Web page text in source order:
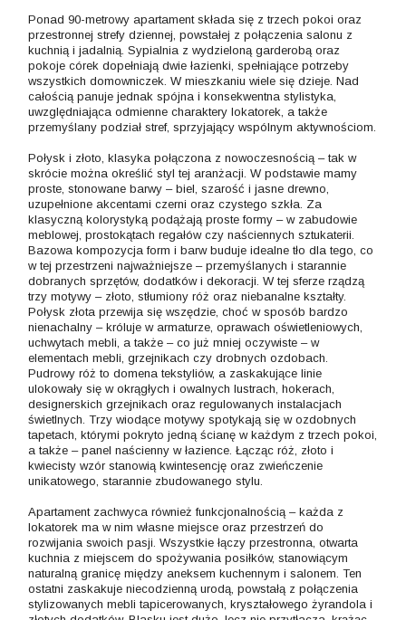
Ponad 90-metrowy apartament składa się z trzech pokoi oraz
przestronnej strefy dziennej, powstałej z połączenia salonu z
kuchnią i jadalnią. Sypialnia z wydzieloną garderobą oraz
pokoje córek dopełniają dwie łazienki, spełniające potrzeby
wszystkich domowniczek. W mieszkaniu wiele się dzieje. Nad
całością panuje jednak spójna i konsekwentna stylistyka,
uwzględniająca odmienne charaktery lokatorek, a także
przemyślany podział stref, sprzyjający wspólnym aktywnościom.
Połysk i złoto, klasyka połączona z nowoczesnością – tak w
skrócie można określić styl tej aranżacji. W podstawie mamy
proste, stonowane barwy – biel, szarość i jasne drewno,
uzupełnione akcentami czerni oraz czystego szkła. Za
klasyczną kolorystyką podążają proste formy – w zabudowie
meblowej, prostokątach regałów czy naściennych sztukaterii.
Bazowa kompozycja form i barw buduje idealne tło dla tego, co
w tej przestrzeni najważniejsze – przemyślanych i starannie
dobranych sprzętów, dodatków i dekoracji. W tej sferze rządzą
trzy motywy – złoto, stłumiony róż oraz niebanalne kształty.
Połysk złota przewija się wszędzie, choć w sposób bardzo
nienachalny – króluje w armaturze, oprawach oświetleniowych,
uchwytach mebli, a także – co już mniej oczywiste – w
elementach mebli, grzejnikach czy drobnych ozdobach.
Pudrowy róż to domena tekstyliów, a zaskakujące linie
ulokowały się w okrągłych i owalnych lustrach, hokerach,
designerskich grzejnikach oraz regulowanych instalacjach
świetlnych. Trzy wiodące motywy spotykają się w ozdobnych
tapetach, którymi pokryto jedną ścianę w każdym z trzech pokoi,
a także – panel naścienny w łazience. Łącząc róż, złoto i
kwiecisty wzór stanowią kwintesencję oraz zwieńczenie
unikatowego, starannie zbudowanego stylu.
Apartament zachwyca również funkcjonalnością – każda z
lokatorek ma w nim własne miejsce oraz przestrzeń do
rozwijania swoich pasji. Wszystkie łączy przestronna, otwarta
kuchnia z miejscem do spożywania posiłków, stanowiącym
naturalną granicę między aneksem kuchennym i salonem. Ten
ostatni zaskakuje niecodzienną urodą, powstałą z połączenia
stylizowanych mebli tapicerowanych, kryształowego żyrandola i